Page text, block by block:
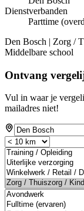
Dienstverbanden
Parttime
Den Bosch | Zorg /
Middelbare school
Ontvang
Vul in waar je
mailadres niet!